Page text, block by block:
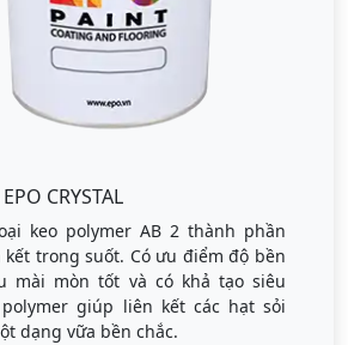
CRYSTAL
keo polymer AB 2 thành phần
trong suốt. Có ưu điểm độ bền
mài mòn tốt và có khả tạo siêu
giúp liên kết các hạt sỏi
dạng vữa bền chắc.